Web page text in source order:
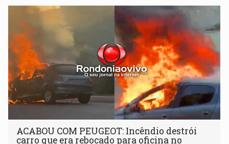
órbita
ACABOU COM PEUGEOT: Incêndio destrói
carro que era rebocado para oficina no